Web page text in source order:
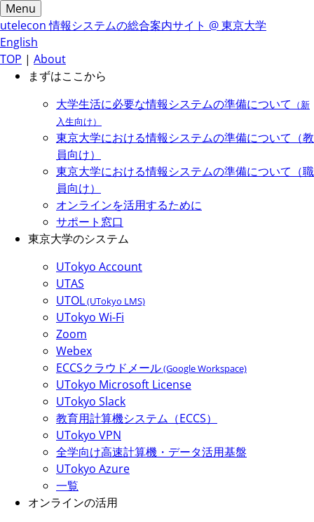
Menu
utelecon 情報システムの総合案内サイト @ 東京大学
English
TOP | About
まずはここから
大学生活に必要な情報システムの準備について （新
入生向け）
東京大学における情報システムの準備について（教
員向け）
東京大学における情報システムの準備について（職
員向け）
オンラインを活用するために
サポート窓口
東京大学のシステム
UTokyo Account
UTAS
UTOL(UTokyo LMS)
UTokyo Wi-Fi
Zoom
Webex
ECCSクラウドメール(Google Workspace)
UTokyo Microsoft License
UTokyo Slack
教育用計算機システム（ECCS）
UTokyo VPN
全学向け高速計算機・データ活用基盤
UTokyo Azure
一覧
オンラインの活用